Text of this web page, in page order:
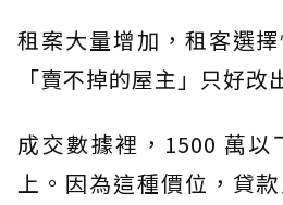
租案大量增加，租客選
「賣不掉的屋主」只好改
成交數據裡，1500 萬以
上。因為這種價位，貸